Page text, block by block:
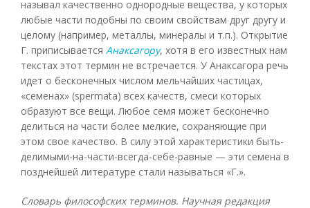
называл качественно однородные вещества, у которых
любые части подобны по своим свойствам друг другу и
целому (например, металлы, минералы и т.п.). Открытие
Г. приписывается Анаксагору, хотя в его известных нам
текстах этот термин не встречается. У Анаксагора речь
идет о бесконечных числом мельчайших частицах,
«семенах» (spermata) всех качеств, смеси которых
образуют все вещи. Любое семя может бесконечно
делиться на части более мелкие, сохраняющие при
этом свое качество. В силу этой характеристики быть-
делимыми-на-части-всегда-себе-равные — эти семена в
позднейшей литературе стали называться «Г.».
Словарь философских терминов. Научная редакция